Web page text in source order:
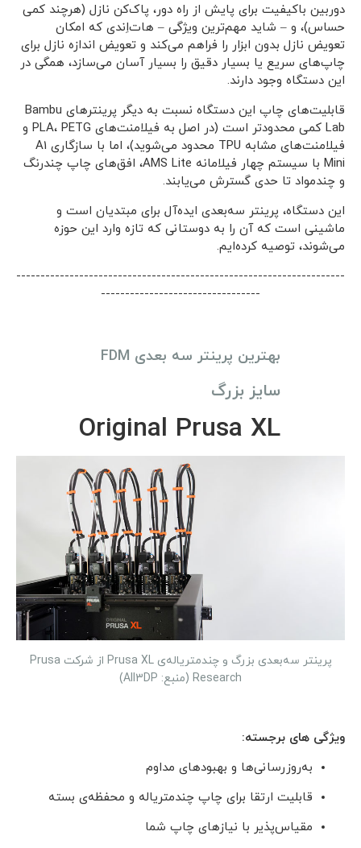
دوربین باکیفیت برای پایش از راه دور، پاک‌کن نازل (هرچند کمی
حساس)، و – شاید مهم‌ترین ویژگی – هات‌اِندی که امکان
تعویض نازل بدون ابزار را فراهم می‌کند و تعویض اندازه نازل برای
چاپ‌های سریع یا بسیار دقیق را بسیار آسان می‌سازد، همگی در
این دستگاه وجود دارند.
قابلیت‌های چاپ این دستگاه نسبت به دیگر پرینترهای Bambu
Lab کمی محدودتر است (در اصل به فیلامنت‌های PLA، PETG و
فیلامنت‌های مشابه TPU محدود می‌شوید)، اما با سازگاری A1
Mini با سیستم چهار فیلامانه AMS Lite، افق‌های چاپ چندرنگ
و چند‌مواد تا حدی گسترش می‌یابند.
این دستگاه، پرینتر سه‌بعدی ایده‌آل برای مبتدیان است و
ماشینی است که آن را به دوستانی که تازه وارد این حوزه
می‌شوند، توصیه کرده‌ایم.
--------------------------------------------------------------------
---------------------------------
بهترین پرینتر سه بعدی FDM
سایز بزرگ
Original Prusa XL
پرینتر سه‌بعدی بزرگ و چند‌متریاله‌ی Prusa XL از شرکت Prusa
Research (منبع: All3DP)
ویژگی های برجسته:
به‌روزرسانی‌ها و بهبودهای مداوم
قابلیت ارتقا برای چاپ چند‌متریاله و محفظه‌ی بسته
مقیاس‌پذیر با نیازهای چاپ شما